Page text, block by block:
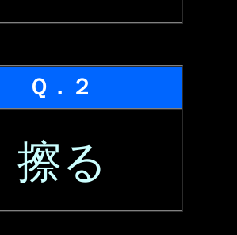
Ｑ．２
擦る